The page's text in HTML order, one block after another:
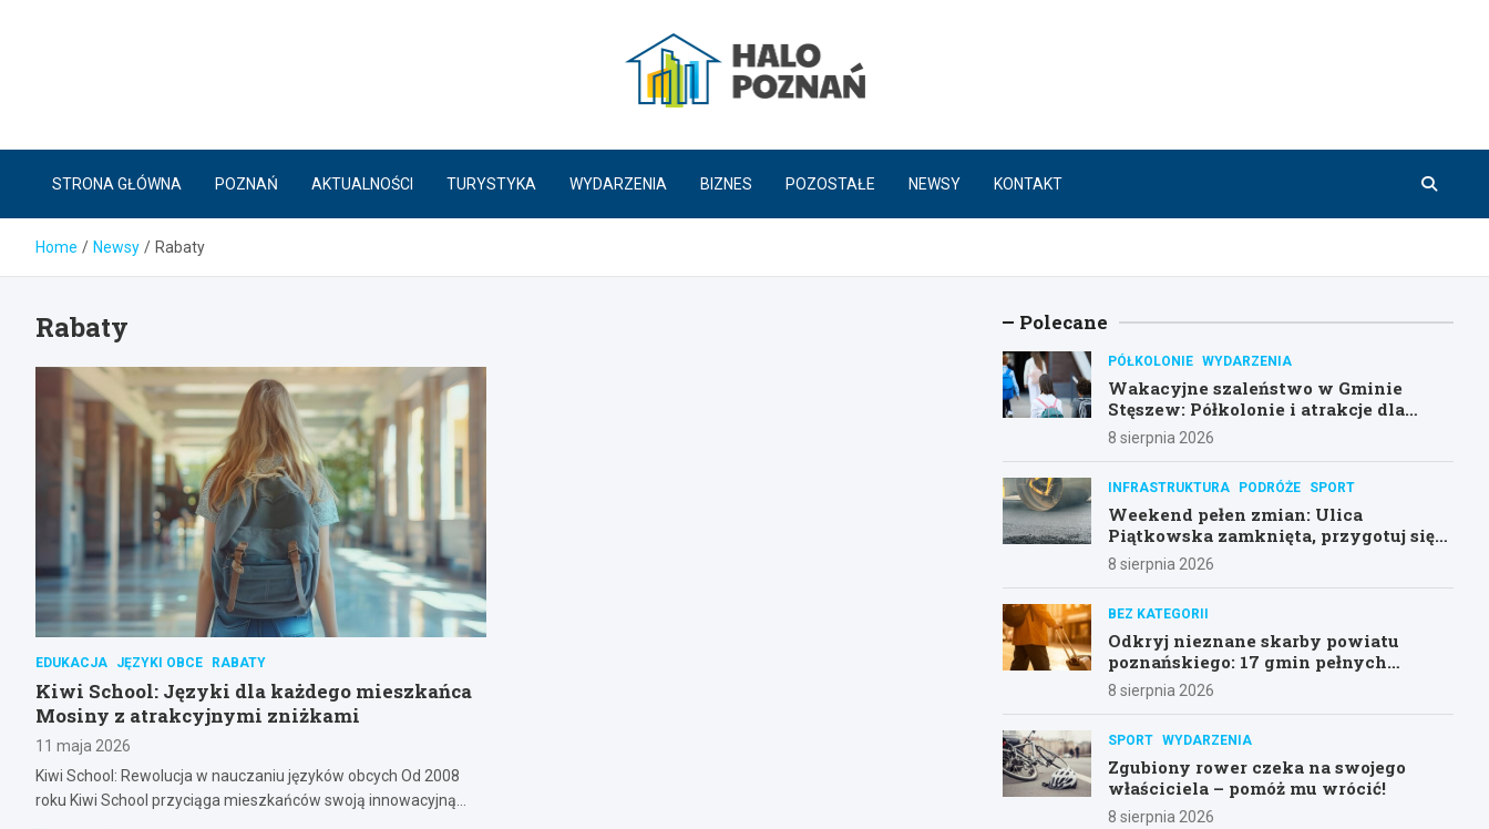
HaloPoznań.pl
STRONA GŁÓWNA POZNAŃ AKTUALNOŚCI TURYSTYKA WYDARZENIA BIZNES POZOSTAŁE NEWSY KONTAKT
Home Newsy Rabaty
Rabaty
EDUKACJA JĘZYKI OBCE RABATY
Kiwi School: Języki dla każdego mieszkańca
Mosiny z atrakcyjnymi zniżkami
11 maja 2026
Kiwi School: Rewolucja w nauczaniu języków obcych Od 2008
roku Kiwi School przyciąga mieszkańców swoją innowacyjną…
Polecane
PÓŁKOLONIE WYDARZENIA
Wakacyjne szaleństwo w Gminie
Stęszew: Półkolonie i atrakcje dla
dzieci!
8 sierpnia 2026
INFRASTRUKTURA PODRÓŻE SPORT
Weekend pełen zmian: Ulica
Piątkowska zamknięta, przygotuj się
na objazdy!
8 sierpnia 2026
BEZ KATEGORII
Odkryj nieznane skarby powiatu
poznańskiego: 17 gmin pełnych
atrakcji!
8 sierpnia 2026
SPORT WYDARZENIA
Zgubiony rower czeka na swojego
właściciela – pomóż mu wrócić!
8 sierpnia 2026